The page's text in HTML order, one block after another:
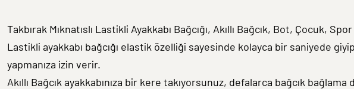
Takbırak Mıknatıslı Lastikli Ayakkabı Bağcığı, Akıllı Bağcık, Bot, Çocuk,
Lastikli ayakkabı bağcığı elastik özelliği sayesinde kolayca bir saniyede
yapmanıza izin verir.
Akıllı Bağcık ayakkabınıza bir kere takıyorsunuz, defalarca bağcık